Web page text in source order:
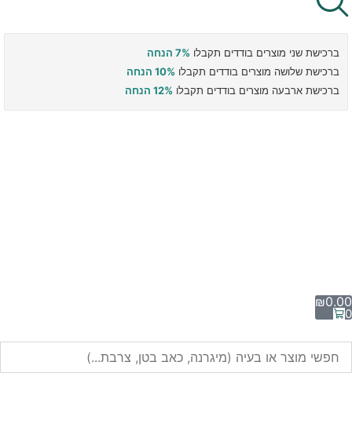
ברכישת שני מוצרים בודדים תקבלו 7% הנחה
ברכישת שלושה מוצרים בודדים תקבלו 10% הנחה
ברכישת ארבעה מוצרים בודדים תקבלו 12% הנחה
₪0.00
0